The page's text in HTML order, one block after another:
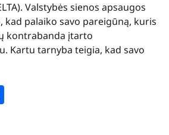
Valstybės sienos apsaugos
kad palaiko savo pareigūną, kuris
kontrabanda įtarto
Kartu tarnyba teigia, kad savo